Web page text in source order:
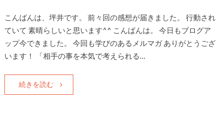
こんばんは、坪井です。 前々回の感想が届きました。 行動され
ていて 素晴らしいと思います^^ こんばんは。 今日もブログア
ップ今できました。 今回も学びのあるメルマガ ありがとうござ
います！ 「相手の事を本気で考えられる…
続きを読む